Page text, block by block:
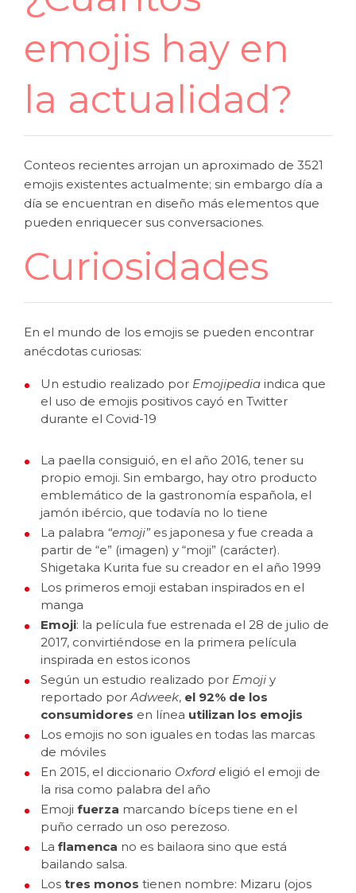
emojis hay en
la actualidad?
Conteos recientes arrojan un aproximado de 3521
emojis existentes actualmente; sin embargo día a
día se encuentran en diseño más elementos que
pueden enriquecer sus conversaciones.
Curiosidades
En el mundo de los emojis se pueden encontrar
anécdotas curiosas:
Un estudio realizado por Emojipedia indica que
el uso de emojis positivos cayó en Twitter
durante el Covid-19
La paella consiguió, en el año 2016, tener su
propio emoji. Sin embargo, hay otro producto
emblemático de la gastronomía española, el
jamón ibércio, que todavía no lo tiene
La palabra “emoji” es japonesa y fue creada a
partir de “e” (imagen) y “moji” (carácter).
Shigetaka Kurita fue su creador en el año 1999
Los primeros emoji estaban inspirados en el
manga
Emoji: la película fue estrenada el 28 de julio de
2017, convirtiéndose en la primera película
inspirada en estos iconos
Según un estudio realizado por Emoji y
reportado porAdweek, el 92% de los
consumidores en línea utilizan los emojis
Los emojis no son iguales en todas las marcas
de móviles
En 2015, el diccionario Oxford eligió el emoji de
la risa como palabra del año
Emoji fuerza marcando bíceps tiene en el
puño cerrado un oso perezoso.
La flamenca no es bailaora sino que está
bailando salsa.
Los tres monos tienen nombre: Mizaru (ojos